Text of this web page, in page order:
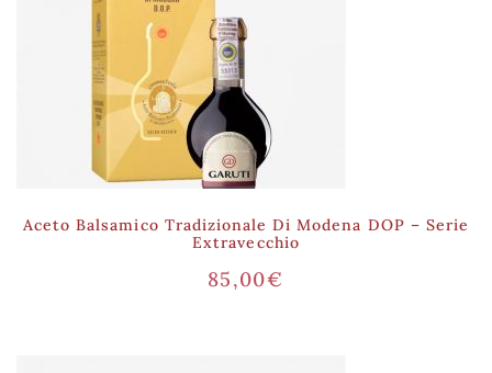
Aceto Balsamico Tradizionale Di Modena DOP – Serie
Extravecchio
85,00€